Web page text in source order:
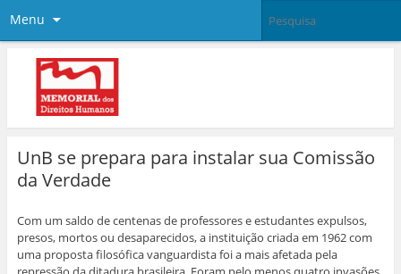
Menu
UnB se prepara para instalar sua Comissão
da Verdade
Com um saldo de centenas de professores e estudantes expulsos,
presos, mortos ou desaparecidos, a instituição criada em 1962 com
uma proposta filosófica vanguardista foi a mais afetada pela